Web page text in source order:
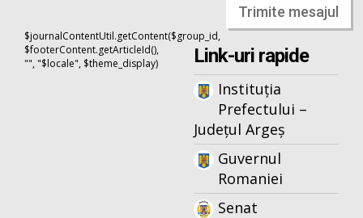
Trimite mesajul
$journalContentUtil.getContent($group_id,
$footerContent.getArticleId(),
"", "$locale", $theme_display)
Link-uri rapide
Instituția
Prefectului –
Județul Argeș
Guvernul
Romaniei
Senat